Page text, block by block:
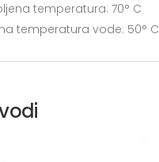
temperatura: 70° C
temperatura vode: 50° C